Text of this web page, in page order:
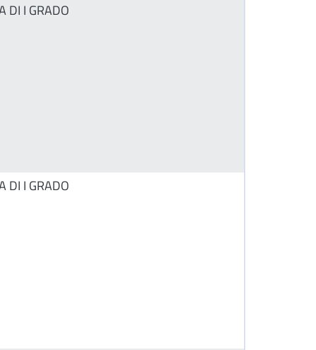
DI I GRADO
DI I GRADO